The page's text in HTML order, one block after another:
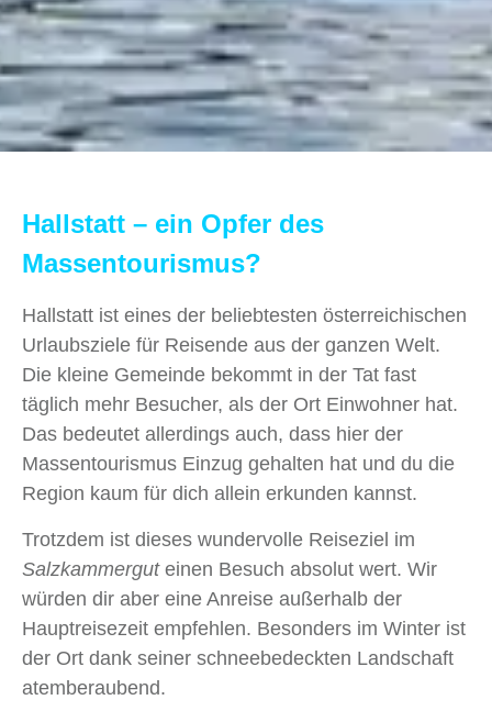
Hallstatt – ein Opfer des
Massentourismus?
Hallstatt ist eines der beliebtesten österreichischen
Urlaubsziele für Reisende aus der ganzen Welt.
Die kleine Gemeinde bekommt in der Tat fast
täglich mehr Besucher, als der Ort Einwohner hat.
Das bedeutet allerdings auch, dass hier der
Massentourismus Einzug gehalten hat und du die
Region kaum für dich allein erkunden kannst.
Trotzdem ist dieses wundervolle Reiseziel im
Salzkammerguteinen Besuch absolut wert. Wir
würden dir aber eine Anreise außerhalb der
Hauptreisezeit empfehlen. Besonders im Winter ist
der Ort dank seiner schneebedeckten Landschaft
atemberaubend.